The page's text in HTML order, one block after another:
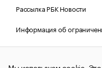
Рассылка РБК Новости
Информация об
Правовая информация